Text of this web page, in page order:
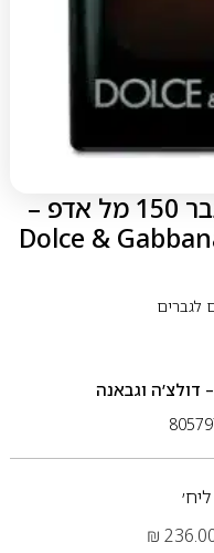
דולצה גבאנה דה וואן לגבר 150 מל אדפ –
Dolce &
לגברים
ליח׳
₪